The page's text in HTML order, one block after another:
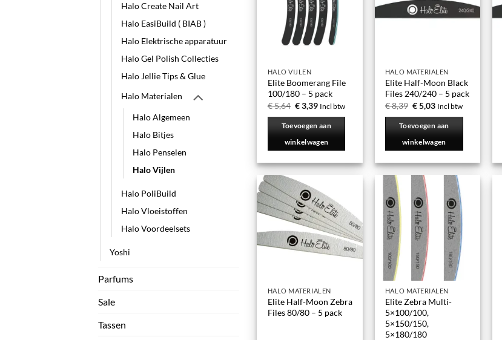
Halo Create Nail Art
Halo EasiBuild ( BIAB )
Halo Elektrische apparatuur
Halo Gel Polish Collecties
Halo Jellie Tips & Glue
Halo Materialen
Halo Algemeen
Halo Bitjes
Halo Penselen
Halo Vijlen
Halo PoliBuild
Halo Vloeistoffen
Halo Voordeelsets
Yoshi
Parfums
Sale
Tassen
HALO VIJLEN
Elite Boomerang File
100/180 – 5 pack
€5,64 €3,39 Incl btw
Toevoegen aan
winkelwagen
HALO MATERIALEN
Elite Half-Moon Black
Files 240/240 – 5 pack
€8,39 €5,03 Incl btw
Toevoegen aan
winkelwagen
HALO MATERIALEN
Elite Half-Moon Zebra
Files 80/80 – 5 pack
HALO MATERIALEN
Elite Zebra Multi-
5×100/100,
5×150/150,
5×180/180